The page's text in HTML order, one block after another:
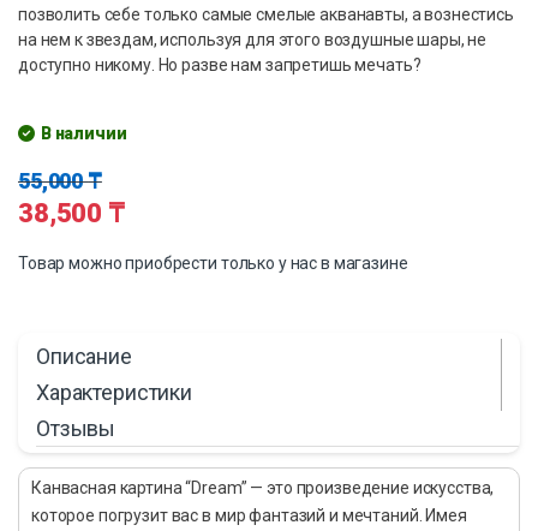
позволить себе только самые смелые акванавты, а вознестись
на нем к звездам, используя для этого воздушные шары, не
доступно никому. Но разве нам запретишь мечать?
В наличии
55,000₸
38,500 ₸
Товар можно приобрести только у нас в магазине
Описание
Характеристики
Отзывы
Канвасная картина “Dream” — это произведение искусства,
которое погрузит вас в мир фантазий и мечтаний. Имея